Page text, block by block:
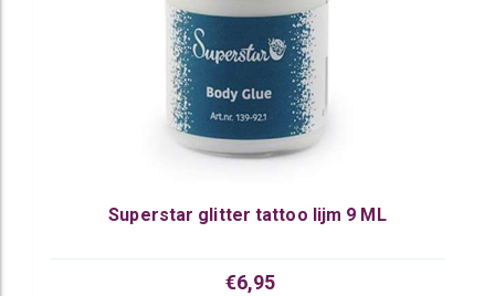
Superstar glitter tattoo lijm 9 ML
€6,95